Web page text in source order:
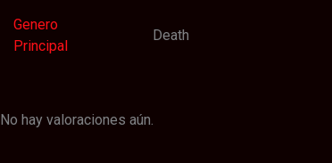
Genero
Principal
Death
No hay valoraciones aún.